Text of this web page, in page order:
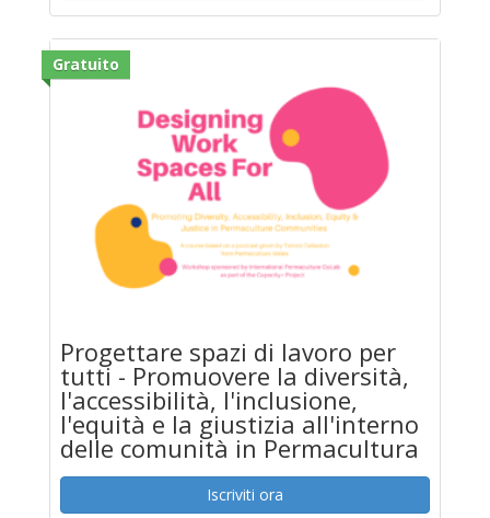
Gratuito
Progettare spazi di lavoro per
tutti - Promuovere la diversità,
l'accessibilità, l'inclusione,
l'equità e la giustizia all'interno
delle comunità in Permacultura
Iscriviti ora